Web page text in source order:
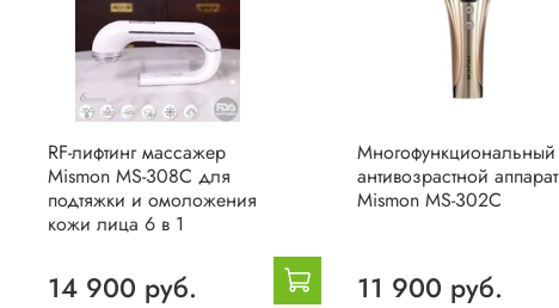
RF-лифтинг массажер
Mismon MS-308C для
подтяжки и омоложения
кожи лица 6 в 1
14 900 руб.
Многофункциональный
антивозрастной аппарат
Mismon MS-302C
11 900 руб.